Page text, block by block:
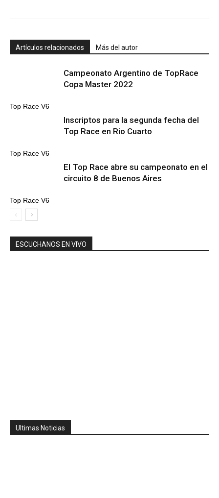
Artículos relacionados Más del autor
Top Race V6
Campeonato Argentino de TopRace
Copa Master 2022
Top Race V6
Inscriptos para la segunda fecha del
Top Race en Rio Cuarto
Top Race V6
El Top Race abre su campeonato en el
circuito 8 de Buenos Aires
ESCUCHANOS EN VIVO
Ultimas Noticias